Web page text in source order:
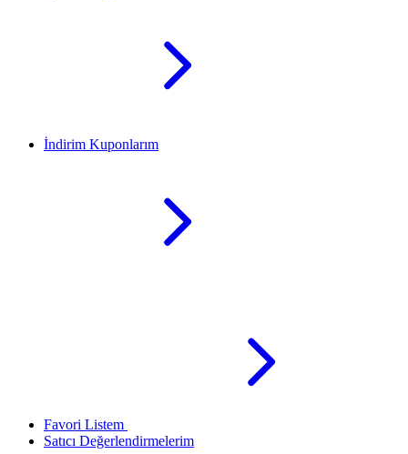
İndirim Kuponlarım
Favori Listem
Satıcı Değerlendirmelerim